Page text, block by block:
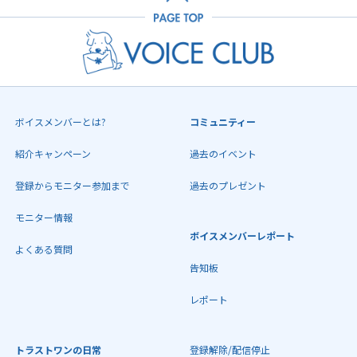
ボイスメンバーとは?
紹介キャンペーン
登録からモニター参加まで
モニター情報
よくある質問
コミュニティー
過去のイベント
過去のプレゼント
ボイスメンバーレポート
告知板
レポート
トラストワンの日常 登録解除/配信停止